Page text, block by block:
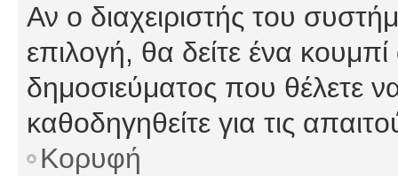
Αν ο διαχειριστής του
επιλογή, θα δείτε ένα
δημοσιεύματος που θέλετε
καθοδηγηθείτε για τις
Κορυφή